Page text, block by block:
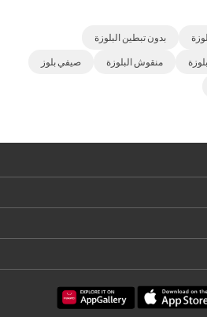
بدون تبطين البلوزة
منقوش البلوزة صيفي بلوز